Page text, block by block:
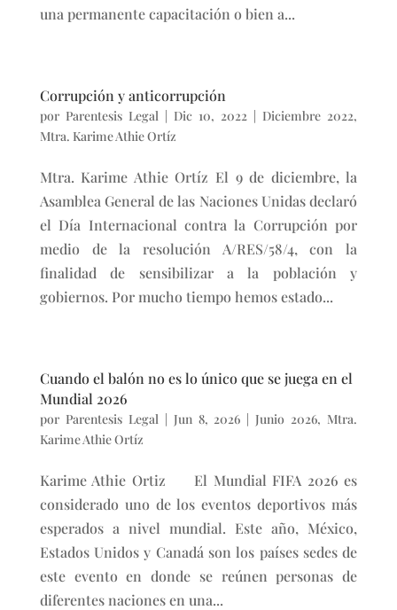
una permanente capacitación o bien a...
Corrupción y anticorrupción
por Parentesis Legal| Dic 10, 2022 | Diciembre 2022,
Mtra. Karime Athie Ortíz
Mtra. Karime Athie Ortíz El 9 de diciembre, la
Asamblea General de las Naciones Unidas declaró
el Día Internacional contra la Corrupción por
medio de la resolución A/RES/58/4, con la
finalidad de sensibilizar a la población y
gobiernos. Por mucho tiempo hemos estado...
Cuando el balón no es lo único que se juega en el
Mundial 2026
por Parentesis Legal| Jun 8, 2026 |Junio 2026, Mtra.
Karime Athie Ortíz
Karime Athie Ortiz El Mundial FIFA 2026 es
considerado uno de los eventos deportivos más
esperados a nivel mundial. Este año, México,
Estados Unidos y Canadá son los países sedes de
este evento en donde se reúnen personas de
diferentes naciones en una...